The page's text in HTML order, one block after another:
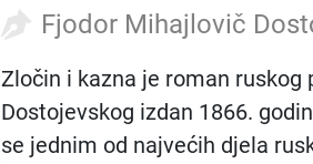
Fjodor Mihajlovič
Zločin i kazna je roman ruskog
Dostojevskog izdan 1866.
se jednim od najvećih djela